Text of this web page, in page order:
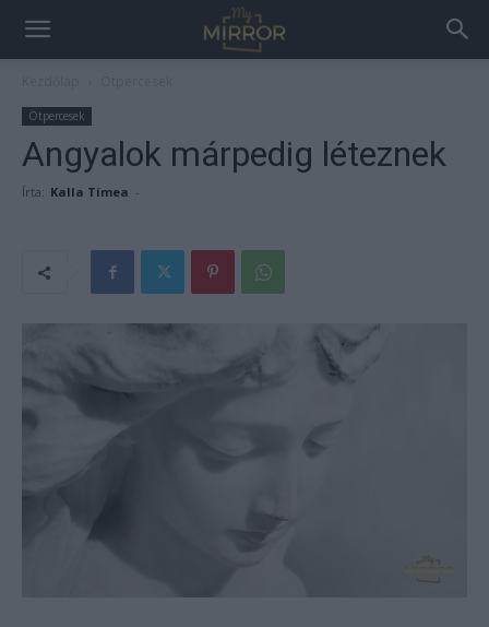
Ötpercesek
Angyalok márpedig léteznek
Írta: Kalla Tímea -